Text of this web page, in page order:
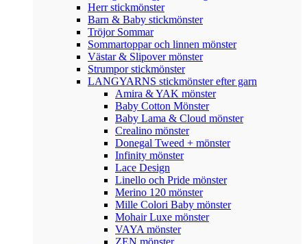
Herr stickmönster
Barn & Baby stickmönster
Tröjor Sommar
Sommartoppar och linnen mönster
Västar & Slipover mönster
Strumpor stickmönster
LANGYARNS stickmönster efter garn
Amira & YAK mönster
Baby Cotton Mönster
Baby Lama & Cloud mönster
Crealino mönster
Donegal Tweed + mönster
Infinity mönster
Lace Design
Linello och Pride mönster
Merino 120 mönster
Mille Colori Baby mönster
Mohair Luxe mönster
VAYA mönster
ZEN mönster